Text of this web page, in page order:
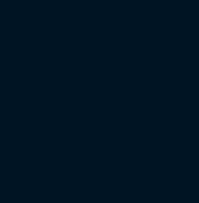
par le contrôle et le suivi de la largeur et
YieldTrakk YM-1, la console X et un
Important : YieldTrakk utilise la norme
marché capables de traiter les données
Toutes les données peuvent être
exporter les données au format de
Si la cartographie de rendement en
sur votre